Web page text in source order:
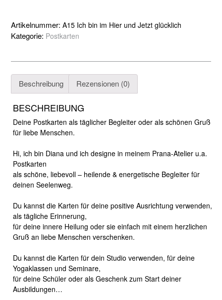
Jetzt
glücklich
Artikelnummer: A15 Ich bin im Hier und Jetzt glücklich
Kategorie: Postkarten
Beschreibung Rezensionen (0)
BESCHREIBUNG
Deine Postkarten als täglicher Begleiter oder als schönen Gruß
für liebe Menschen.
Hi, ich bin Diana und ich designe in meinem Prana-Atelier u.a.
Postkarten
als schöne, liebevoll – heilende & energetische Begleiter für
deinen Seelenweg.
Du kannst die Karten für deine positive Ausrichtung verwenden,
als tägliche Erinnerung,
für deine innere Heilung oder sie einfach mit einem herzlichen
Gruß an liebe Menschen verschenken.
Du kannst die Karten für dein Studio verwenden, für deine
Yogaklassen und Seminare,
für deine Schüler oder als Geschenk zum Start deiner
Ausbildungen…